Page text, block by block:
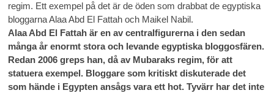
regim. Ett exempel på det är de öden som drabbat de egyptiska
bloggarna Alaa Abd El Fattah och Maikel Nabil.
Alaa Abd El Fattah är en av centralfigurerna i den sedan
många år enormt stora och levande egyptiska bloggosfären.
Redan 2006 greps han, då av Mubaraks regim, för att
statuera exempel. Bloggare som kritiskt diskuterade det
som hände i Egypten ansågs vara ett hot. Tyvärr har det inte